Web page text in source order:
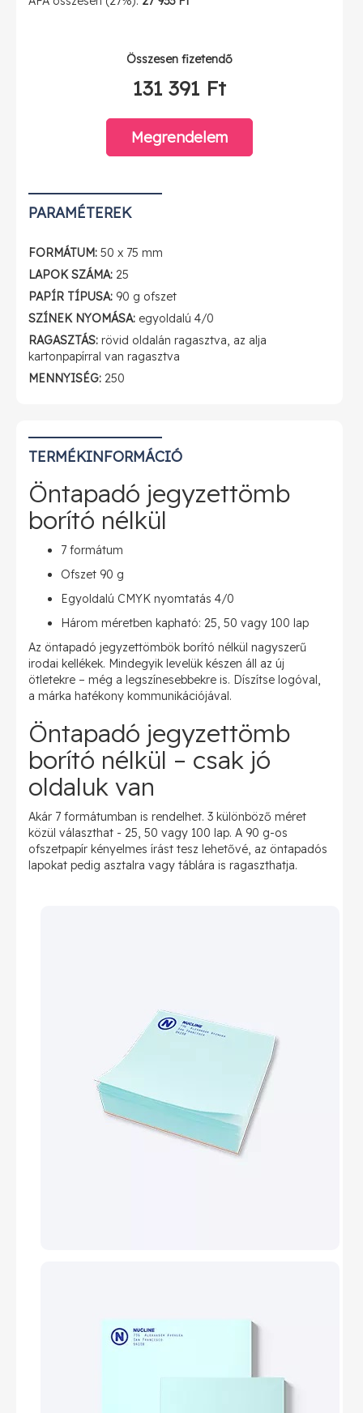
Összesen fizetendő
131 391 Ft
Megrendelem
PARAMÉTEREK
FORMÁTUM: 50 x 75 mm
LAPOK SZÁMA: 25
PAPÍR TÍPUSA: 90 g ofszet
SZÍNEK NYOMÁSA: egyoldalú 4/0
RAGASZTÁS: rövid oldalán ragasztva, az alja
kartonpapírral van ragasztva
MENNYISÉG: 250
TERMÉKINFORMÁCIÓ
Öntapadó jegyzettömb
borító nélkül
7 formátum
Ofszet 90 g
Egyoldalú CMYK nyomtatás 4/0
Három méretben kapható: 25, 50 vagy 100 lap
Az öntapadó jegyzettömbök borító nélkül nagyszerű
irodai kellékek. Mindegyik levelük készen áll az új
ötletekre – még a legszínesebbekre is. Díszítse logóval,
a márka hatékony kommunikációjával.
Öntapadó jegyzettömb
borító nélkül – csak jó
oldaluk van
Akár 7 formátumban is rendelhet. 3 különböző méret
közül választhat - 25, 50 vagy 100 lap. A 90 g-os
ofszetpapír kényelmes írást tesz lehetővé, az öntapadós
lapokat pedig asztalra vagy táblára is ragaszthatja.